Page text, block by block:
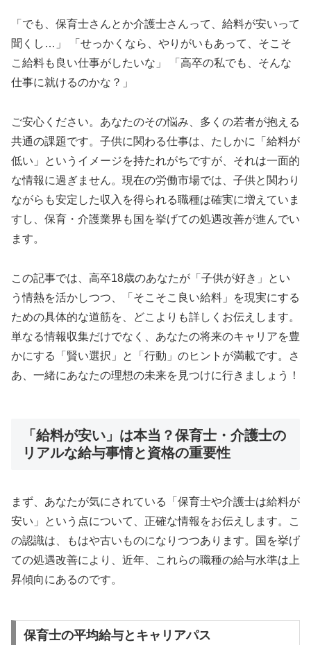
「でも、保育士さんとか介護士さんって、給料が安いって
聞くし…」 「せっかくなら、やりがいもあって、そこそ
こ給料も良い仕事がしたいな」 「高卒の私でも、そんな
仕事に就けるのかな？」
ご安心ください。あなたのその悩み、多くの若者が抱える
共通の課題です。子供に関わる仕事は、たしかに「給料が
低い」というイメージを持たれがちですが、それは一面的
な情報に過ぎません。現在の労働市場では、子供と関わり
ながらも安定した収入を得られる職種は確実に増えていま
すし、保育・介護業界も国を挙げての処遇改善が進んでい
ます。
この記事では、高卒18歳のあなたが「子供が好き」とい
う情熱を活かしつつ、「そこそこ良い給料」を現実にする
ための具体的な道筋を、どこよりも詳しくお伝えします。
単なる情報収集だけでなく、あなたの将来のキャリアを豊
かにする「賢い選択」と「行動」のヒントが満載です。さ
あ、一緒にあなたの理想の未来を見つけに行きましょう！
「給料が安い」は本当？保育士・介護士の
リアルな給与事情と資格の重要性
まず、あなたが気にされている「保育士や介護士は給料が
安い」という点について、正確な情報をお伝えします。こ
の認識は、もはや古いものになりつつあります。国を挙げ
ての処遇改善により、近年、これらの職種の給与水準は上
昇傾向にあるのです。
保育士の平均給与とキャリアパス